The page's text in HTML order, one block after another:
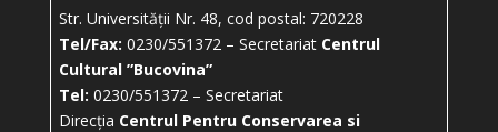
Str. Universității Nr. 48, cod postal: 720228
Tel/Fax: 0230/551372 – Secretariat Centrul
Cultural ”Bucovina”
Tel: 0230/551372 – Secretariat
Direcția Centrul Pentru Conservarea si